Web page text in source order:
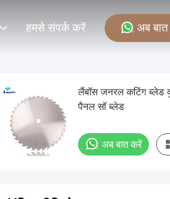
हमसे संपर्क करें अब
लैंबॉस जनरल कटिंग ब्लेड
पैनल सॉ ब्लेड
अब बात करें